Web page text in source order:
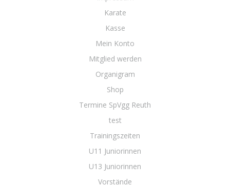
Karate
Kasse
Mein Konto
Mitglied werden
Organigram
Shop
Termine SpVgg Reuth
test
Trainingszeiten
U11 Juniorinnen
U13 Juniorinnen
Vorstände